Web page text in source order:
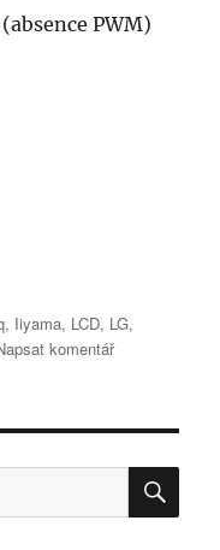
PWM)
, Iiyama, LCD, LG,
komentářpro
názvem
LCD
monitorů
2015